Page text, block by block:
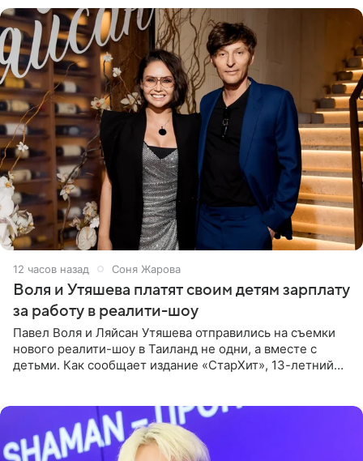
12 часов назад Соня Жарова
Воля и Утяшева платят своим детям зарплату
за работу в реалити-шоу
Павел Воля и Ляйсан Утяшева отправились на съемки
нового реалити-шоу в Таиланд не одни, а вместе с
детьми. Как сообщает издание «СтарХит», 13-летний